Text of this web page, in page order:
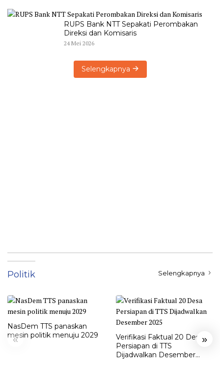
RUPS Bank NTT Sepakati Perombakan
Direksi dan Komisaris
24 Mei 2026
Selengkapnya
Politik Selengkapnya
« »
NasDem TTS panaskan
mesin politik menuju 2029
Verifikasi Faktual 20 Desa
Persiapan di TTS
Dijadwalkan Desember